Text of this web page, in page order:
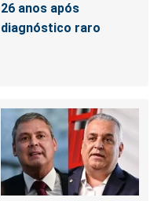
26 anos após
diagnóstico raro